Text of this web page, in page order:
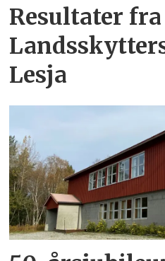
Resultater fra
Lesja